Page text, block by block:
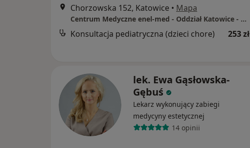
Chorzowska 152, Katowice • Mapa
Centrum Medyczne enel-med - Oddział Katowice - Chorzowska
Konsultacja pediatryczna (dzieci chore) 253 zł
lek. Ewa Gąsłowska-
Gębuś
Lekarz wykonujący zabiegi
medycyny estetycznej
14 opinii